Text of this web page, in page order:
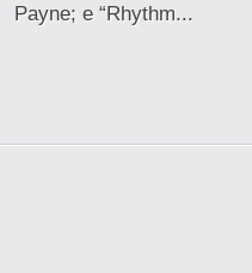
Payne; e “Rhythm...